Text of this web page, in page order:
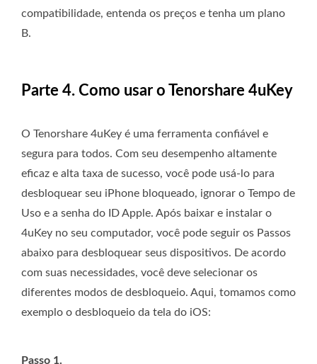
compatibilidade, entenda os preços e tenha um plano
B.
Parte 4. Como usar o Tenorshare 4uKey
O Tenorshare 4uKey é uma ferramenta confiável e
segura para todos. Com seu desempenho altamente
eficaz e alta taxa de sucesso, você pode usá-lo para
desbloquear seu iPhone bloqueado, ignorar o Tempo de
Uso e a senha do ID Apple. Após baixar e instalar o
4uKey no seu computador, você pode seguir os Passos
abaixo para desbloquear seus dispositivos. De acordo
com suas necessidades, você deve selecionar os
diferentes modos de desbloqueio. Aqui, tomamos como
exemplo o desbloqueio da tela do iOS:
Passo 1.